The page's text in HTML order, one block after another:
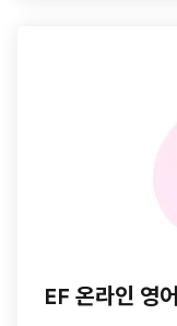
EF 온라인 영